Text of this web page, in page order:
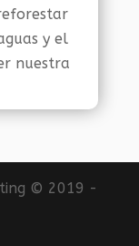
y el
nuestra
© 2019 -